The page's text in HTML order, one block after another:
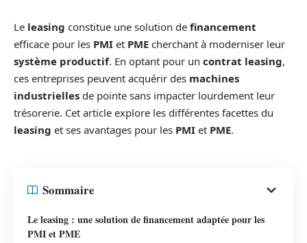
Le leasing constitue une solution de financement
efficace pour les PMI et PME cherchant à moderniser leur
système productif. En optant pour un contrat leasing,
ces entreprises peuvent acquérir des machines
industrielles de pointe sans impacter lourdement leur
trésorerie. Cet article explore les différentes facettes du
leasing et ses avantages pour les PMI et PME.
Sommaire
Le leasing : une solution de financement adaptée pour les
PMI et PME